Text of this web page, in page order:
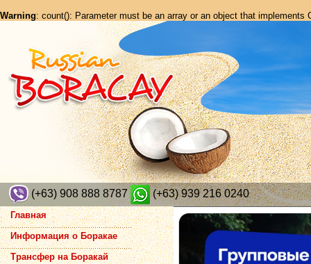
Warning: count(): Parameter must be an array or an object that implements
(+63) 908 888 8787 (+63) 939 216 0240
Главная
Информация о Боракае
Трансфер на Боракай